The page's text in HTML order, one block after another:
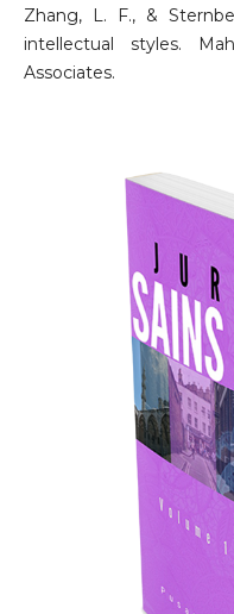
Zhang, L. F., &
intellectual styles.
Associates.